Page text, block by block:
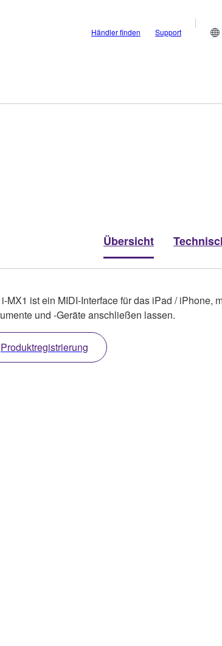
Händler finden Support
Übersicht
MX1 ist ein MIDI-Interface für das iPad / iPhone,
und -Geräte anschließen lassen.
Produktregistrierung